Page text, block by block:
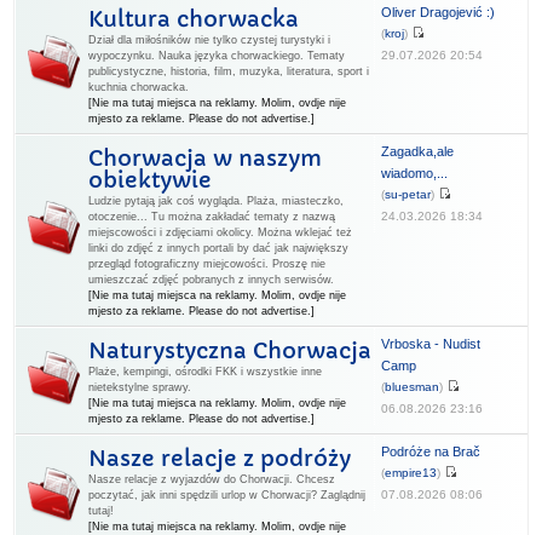
Kultura chorwacka
Dział dla miłośników nie tylko czystej turystyki i
wypoczynku. Nauka języka chorwackiego. Tematy
publicystyczne, historia, film, muzyka, literatura, sport i
kuchnia chorwacka.
[Nie ma tutaj miejsca na reklamy. Molim, ovdje nije
mjesto za reklame. Please do not advertise.]
Oliver Dragojević :)
(kroj)
29.07.2026 20:54
Chorwacja w naszym
obiektywie
Ludzie pytają jak coś wygląda. Plaża, miasteczko,
otoczenie... Tu można zakładać tematy z nazwą
miejscowości i zdjęciami okolicy. Można wklejać też
linki do zdjęć z innych portali by dać jak największy
przegląd fotograficzny miejcowości. Proszę nie
umieszczać zdjęć pobranych z innych serwisów.
[Nie ma tutaj miejsca na reklamy. Molim, ovdje nije
mjesto za reklame. Please do not advertise.]
Zagadka,ale
wiadomo,...
(su-petar)
24.03.2026 18:34
Naturystyczna Chorwacja
Plaże, kempingi, ośrodki FKK i wszystkie inne
nietekstylne sprawy.
[Nie ma tutaj miejsca na reklamy. Molim, ovdje nije
mjesto za reklame. Please do not advertise.]
Vrboska - Nudist
Camp
(bluesman)
06.08.2026 23:16
Nasze relacje z podróży
Nasze relacje z wyjazdów do Chorwacji. Chcesz
poczytać, jak inni spędzili urlop w Chorwacji? Zaglądnij
tutaj!
[Nie ma tutaj miejsca na reklamy. Molim, ovdje nije
Podróże na Brač
(empire13)
07.08.2026 08:06